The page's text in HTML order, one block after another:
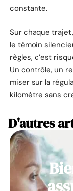
constante.
Sur chaque
le témoin
règles, c’est
Un contrôle, un
miser sur la
kilomètre sans
D'autres